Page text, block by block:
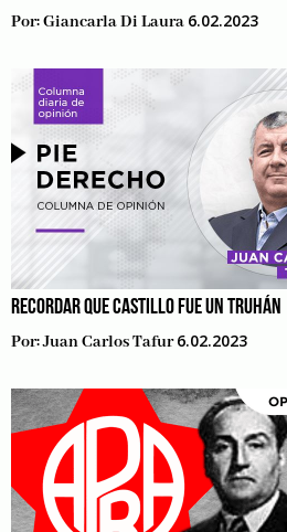
Por:Giancarla Di Laura 6.02.2023
RECORDAR QUE CASTILLO FUE UN TRUHÁN
Por:Juan Carlos Tafur 6.02.2023